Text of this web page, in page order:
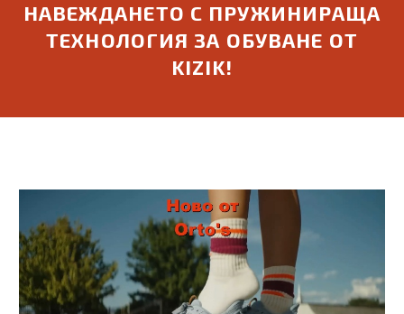
НАВЕЖДАНЕТО С ПРУЖИНИРАЩА
ТЕХНОЛОГИЯ ЗА ОБУВАНЕ ОТ
KIZIK!